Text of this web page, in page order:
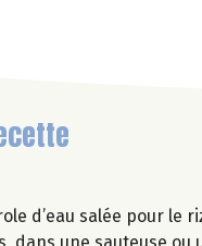
d’eau salée pour le